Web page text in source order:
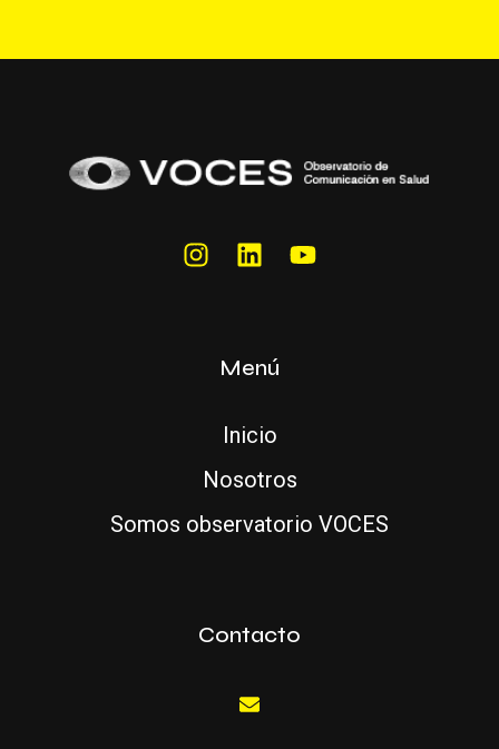
Menú
Inicio
Nosotros
Somos observatorio VOCES
Contacto